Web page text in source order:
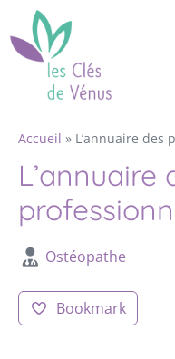
Accueil » L’annuaire des
L’annuaire
Ostéopathe
Bookmark